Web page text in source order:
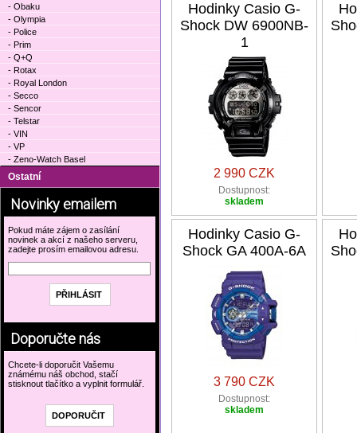
Hodinky Casio G-
Shock DW 6900NB-
1
2 990 CZK
Dostupnost:
skladem
Hodinky Casio G-
Shock GA 400A-6A
3 790 CZK
Dostupnost:
skladem
- Obaku
- Olympia
- Police
- Prim
- Q+Q
- Rotax
- Royal London
- Secco
- Sencor
- Telstar
- VIN
- VP
- Zeno-Watch Basel
Ostatní
Novinky emailem
Pokud máte zájem o zasílání
novinek a akcí z našeho serveru,
zadejte prosím emailovou adresu.
Doporučte nás
Chcete-li doporučit Vašemu
známému náš obchod, stačí
stisknout tlačítko a vyplnit formulář.